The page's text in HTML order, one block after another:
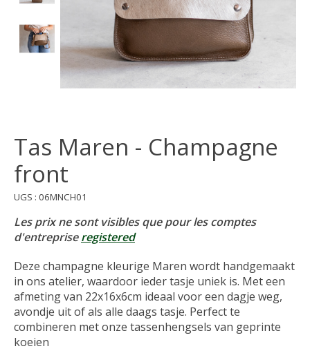
Tas Maren - Champagne
front
UGS : 06MNCH01
Les prix ne sont visibles que pour les comptes
d'entrepriseregistered
Deze champagne kleurige Maren wordt handgemaakt
in ons atelier, waardoor ieder tasje uniek is. Met een
afmeting van 22x16x6cm ideaal voor een dagje weg,
avondje uit of als alle daags tasje. Perfect te
combineren met onze tassenhengsels van geprinte
koeien